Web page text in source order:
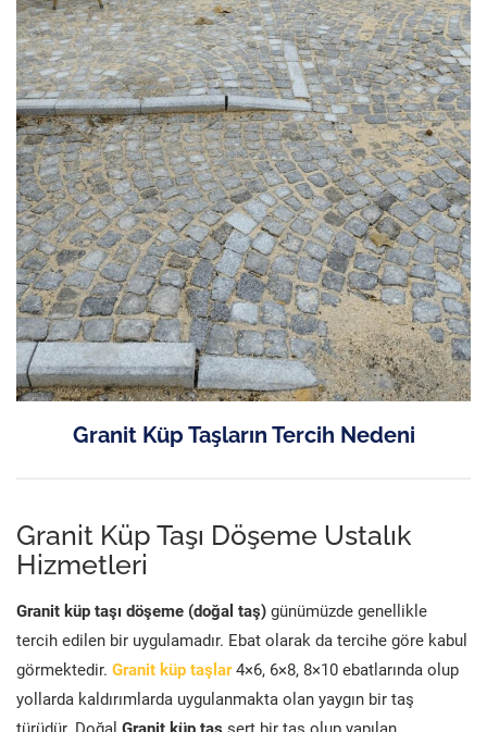
Granit Küp Taşların Tercih Nedeni
Granit Küp Taşı Döşeme Ustalık
Hizmetleri
Granit küp taşı döşeme (doğal taş) günümüzde genellikle
tercih edilen bir uygulamadır. Ebat olarak da tercihe göre kabul
görmektedir. Granit küp taşlar 4×6, 6×8, 8×10 ebatlarında olup
yollarda kaldırımlarda uygulanmakta olan yaygın bir taş